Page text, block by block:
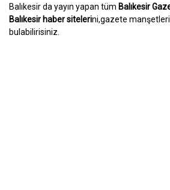
Balıkesir da yayın yapan tüm Balıkesir
Balıkesir haber sitelerini,gazete
bulabilirisiniz.